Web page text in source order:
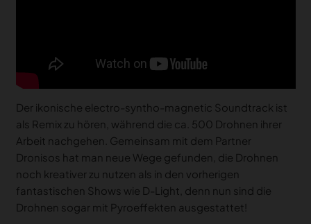
Der ikonische electro-syntho-magnetic Soundtrack ist
als Remix zu hören, während die ca. 500 Drohnen ihrer
Arbeit nachgehen. Gemeinsam mit dem Partner
Dronisos hat man neue Wege gefunden, die Drohnen
noch kreativer zu nutzen als in den vorherigen
fantastischen Shows wie D-Light, denn nun sind die
Drohnen sogar mit Pyroeffekten ausgestattet!